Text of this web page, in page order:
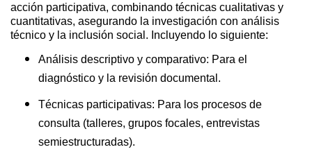
acción participativa, combinando técnicas cualitativas y
cuantitativas, asegurando la investigación con análisis
técnico y la inclusión social. Incluyendo lo siguiente:
Análisis descriptivo y comparativo: Para el
diagnóstico y la revisión documental.
Técnicas participativas: Para los procesos de
consulta (talleres, grupos focales, entrevistas
semiestructuradas).